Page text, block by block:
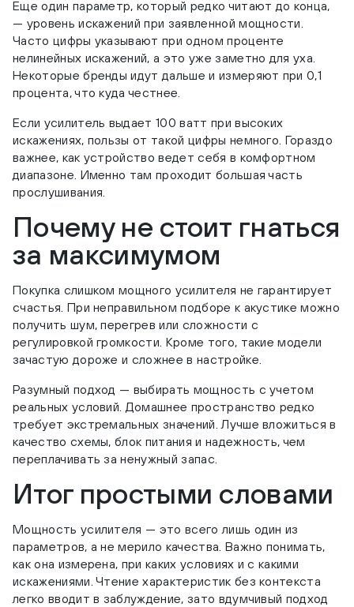
Еще один параметр, который редко читают до конца,
— уровень искажений при заявленной мощности.
Часто цифры указывают при одном проценте
нелинейных искажений, а это уже заметно для уха.
Некоторые бренды идут дальше и измеряют при 0,1
процента, что куда честнее.
Если усилитель выдает 100 ватт при высоких
искажениях, пользы от такой цифры немного. Гораздо
важнее, как устройство ведет себя в комфортном
диапазоне. Именно там проходит большая часть
прослушивания.
Почему не стоит гнаться
за максимумом
Покупка слишком мощного усилителя не гарантирует
счастья. При неправильном подборе к акустике можно
получить шум, перегрев или сложности с
регулировкой громкости. Кроме того, такие модели
зачастую дороже и сложнее в настройке.
Разумный подход — выбирать мощность с учетом
реальных условий. Домашнее пространство редко
требует экстремальных значений. Лучше вложиться в
качество схемы, блок питания и надежность, чем
переплачивать за ненужный запас.
Итог простыми словами
Мощность усилителя — это всего лишь один из
параметров, а не мерило качества. Важно понимать,
как она измерена, при каких условиях и с какими
искажениями. Чтение характеристик без контекста
легко вводит в заблуждение, зато вдумчивый подход